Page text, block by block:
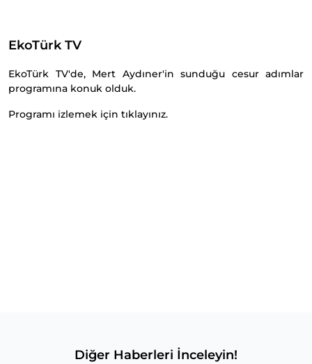
EkoTürk TV
EkoTürk TV'de, Mert Aydıner'in sunduğu cesur adımlar
programına konuk olduk.
Programı izlemek için tıklayınız.
Diğer Haberleri İnceleyin!